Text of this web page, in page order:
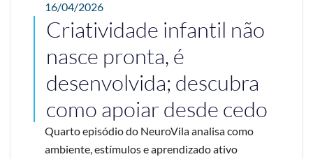
16/04/2026
Criatividade infantil não
nasce pronta, é
desenvolvida; descubra
como apoiar desde cedo
Quarto episódio do NeuroVila analisa como
ambiente, estímulos e aprendizado ativo